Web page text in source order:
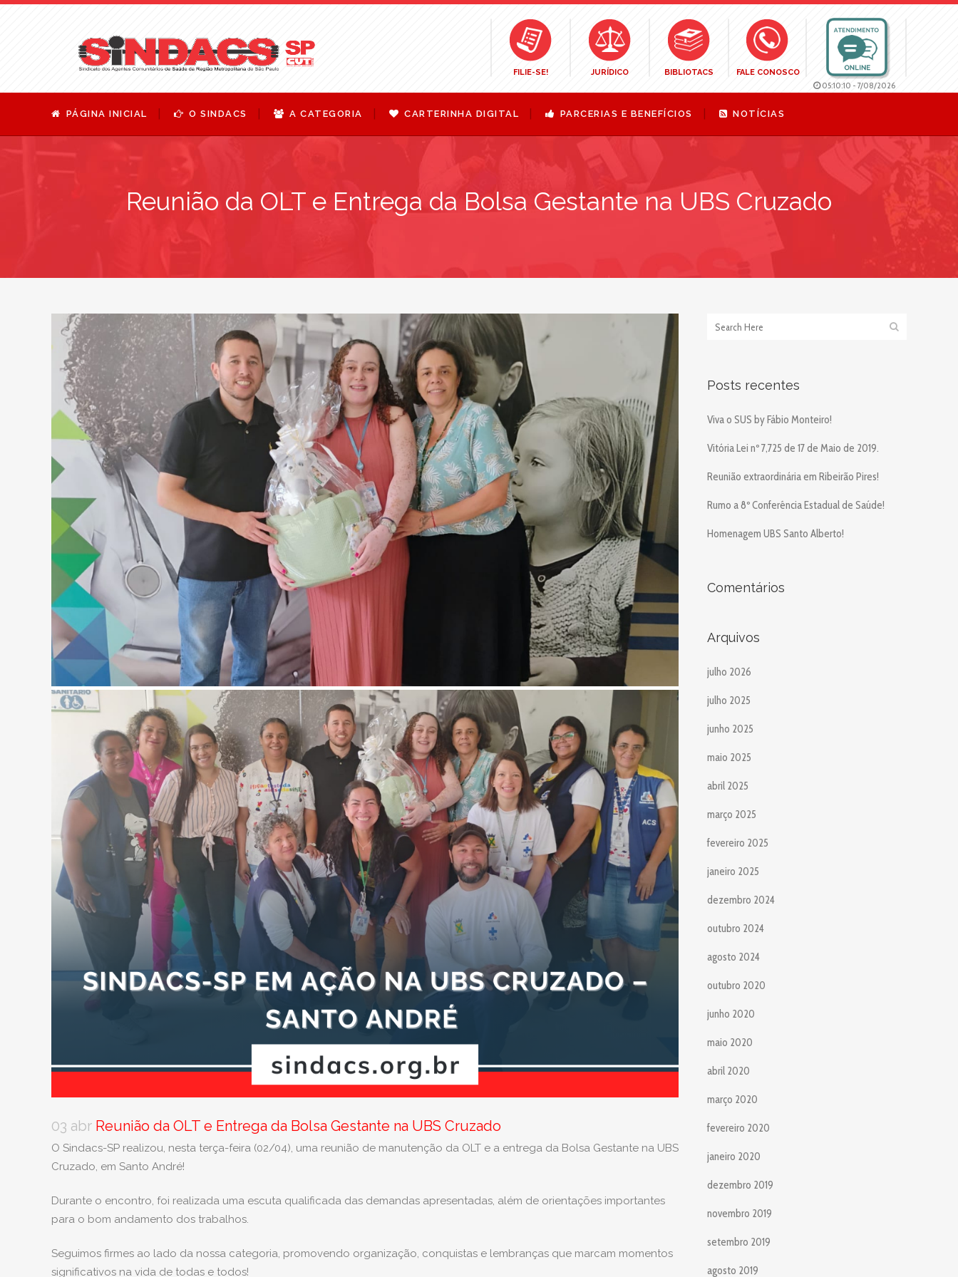
05:10:12 - 7/08/2026
FILIE-SE! JURÍDICO BIBLIOTACS FALE CONOSCO
PÁGINA INICIAL O SINDACS A CATEGORIA CARTERINHA DIGITAL PARCERIAS E BENEFÍCIOS NOTÍCIAS
Reunião da OLT e Entrega da Bolsa Gestante na UBS Cruzado
03 abr Reunião da OLT e Entrega da Bolsa Gestante na UBS Cruzado
O Sindacs-SP realizou, nesta terça-feira (02/04), uma reunião de manutenção da OLT e a entrega da Bolsa Gestante na UBS
Cruzado, em Santo André!
Durante o encontro, foi realizada uma escuta qualificada das demandas apresentadas, além de orientações importantes
para o bom andamento dos trabalhos.
Seguimos firmes ao lado da nossa categoria, promovendo organização, conquistas e lembranças que marcam momentos
significativos na vida de todas e todos!
Posts recentes
Viva o SUS by Fábio Monteiro!
Vitória Lei nº 7,725 de 17 de Maio de 2019.
Reunião extraordinária em Ribeirão Pires!
Rumo a 8º Conferência Estadual de Saúde!
Homenagem UBS Santo Alberto!
Comentários
Arquivos
julho 2026
julho 2025
junho 2025
maio 2025
abril 2025
março 2025
fevereiro 2025
janeiro 2025
dezembro 2024
outubro 2024
agosto 2024
outubro 2020
junho 2020
maio 2020
abril 2020
março 2020
fevereiro 2020
janeiro 2020
dezembro 2019
novembro 2019
setembro 2019
agosto 2019